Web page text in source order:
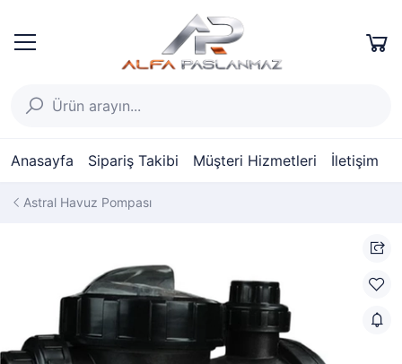
Anasayfa Sipariş Takibi Müşteri Hizmetleri İletişim
Astral Havuz Pompası